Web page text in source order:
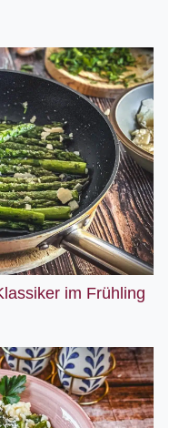
im Frühling